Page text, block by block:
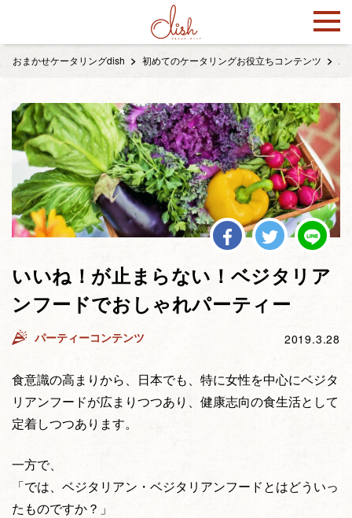
おまかせケータリングdish 初めてのケータリングお役立ちコンテンツ パ
いいね！が止まらない！ベジタリア
ンフードでおしゃれパーティー
パーティーコンテンツ 2019.3.28
食意識の高まりから、日本でも、特に女性を中心にベジタ
リアンフードが広まりつつあり、健康志向の食生活として
定着しつつあります。
一方で、
「では、ベジタリアン・ベジタリアンフードとはどういっ
たものですか？」